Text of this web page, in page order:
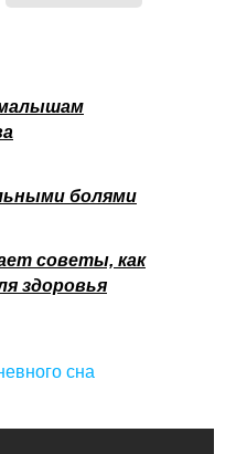
болями
советы, как
здоровья
сна